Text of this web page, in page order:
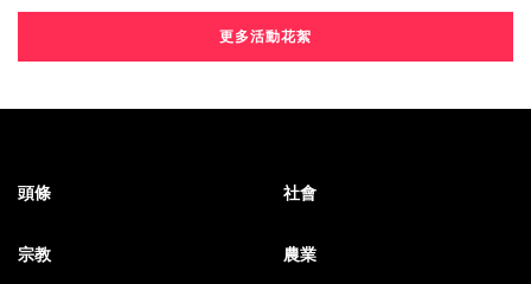
更多活動花絮
頭條 社會
宗教 農業